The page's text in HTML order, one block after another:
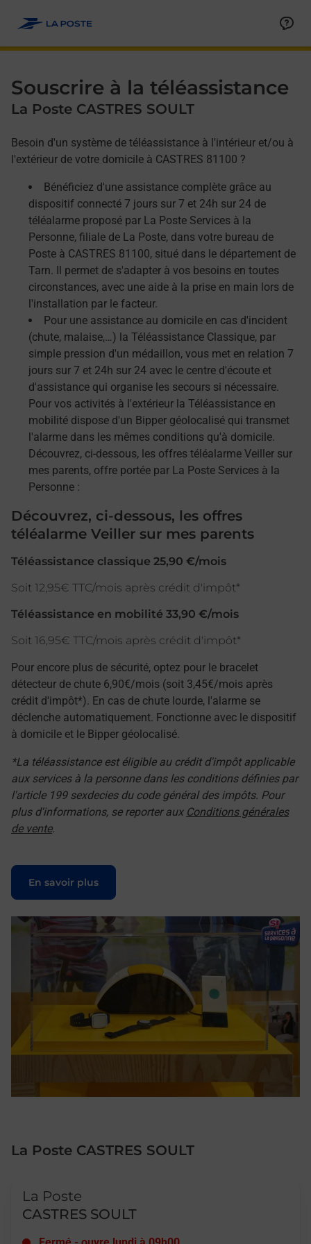
Souscrire à la téléassistance
La Poste CASTRES SOULT
Besoin d'un système de téléassistance à l'intérieur et/ou à
l'extérieur de votre domicile à CASTRES 81100 ?
Bénéficiez d'une assistance complète grâce au
dispositif connecté 7 jours sur 7 et 24h sur 24 de
téléalarme proposé par La Poste Services à la
Personne, filiale de La Poste, dans votre bureau de
Poste à CASTRES 81100, situé dans le département de
Tarn. Il permet de s'adapter à vos besoins en toutes
circonstances, avec une aide à la prise en main lors de
l'installation par le facteur.
Pour une assistance au domicile en cas d'incident
(chute, malaise,…) la Téléassistance Classique, par
simple pression d'un médaillon, vous met en relation 7
jours sur 7 et 24h sur 24 avec le centre d'écoute et
d'assistance qui organise les secours si nécessaire.
Pour vos activités à l'extérieur la Téléassistance en
mobilité dispose d'un Bipper géolocalisé qui transmet
l'alarme dans les mêmes conditions qu'à domicile.
Découvrez, ci-dessous, les offres téléalarme Veiller sur
mes parents, offre portée par La Poste Services à la
Personne :
Découvrez, ci-dessous, les offres
téléalarme Veiller sur mes parents
Téléassistance classique 25,90 €/mois
Soit 12,95€ TTC/mois après crédit d'impôt*
Téléassistance en mobilité 33,90 €/mois
Soit 16,95€ TTC/mois après crédit d'impôt*
Pour encore plus de sécurité, optez pour le bracelet
détecteur de chute 6,90€/mois (soit 3,45€/mois après
crédit d'impôt*). En cas de chute lourde, l'alarme se
déclenche automatiquement. Fonctionne avec le dispositif
à domicile et le Bipper géolocalisé.
*La téléassistance est éligible au crédit d'impôt applicable
aux services à la personne dans les conditions définies par
l'article 199 sexdecies du code général des impôts. Pour
plus d'informations, se reporter aux Conditions générales
de vente.
En savoir plus
Le lien s'ouvre dans un nouvel onglet
La Poste CASTRES SOULT
La Poste
CASTRES SOULT